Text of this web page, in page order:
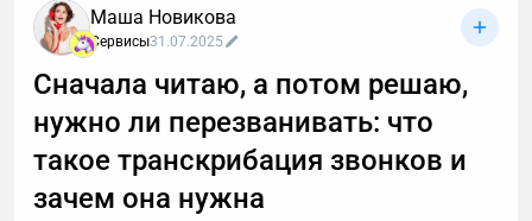
Маша Новикова
Сервисы31.07.2025
Сначала читаю, а потом решаю,
нужно ли перезванивать: что
такое транскрибация звонков и
зачем она нужна